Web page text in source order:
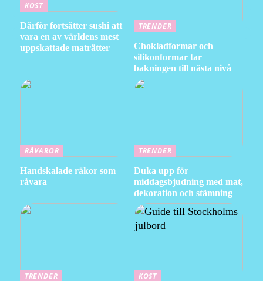
KOST
Därför fortsätter sushi att
vara en av världens mest
uppskattade maträtter
TRENDER
Chokladformar och
silikonformar tar
bakningen till nästa nivå
RÅVAROR
Handskalade räkor som
råvara
TRENDER
Duka upp för
middagsbjudning med mat,
dekoration och stämning
TRENDER KOST